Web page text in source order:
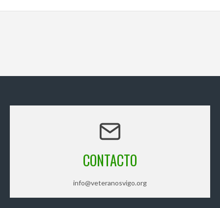
CONTACTO
info@veteranosvigo.org